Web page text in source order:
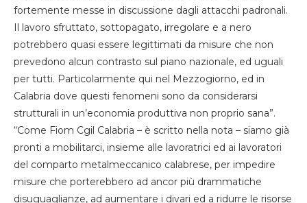
fortemente messe in discussione dagli attacchi padronali.
Il lavoro sfruttato, sottopagato, irregolare e a nero
potrebbero quasi essere legittimati da misure che non
prevedono alcun contrasto sul piano nazionale, ed uguali
per tutti. Particolarmente qui nel Mezzogiorno, ed in
Calabria dove questi fenomeni sono da considerarsi
strutturali in un’economia produttiva non proprio sana”.
“Come Fiom Cgil Calabria – è scritto nella nota – siamo già
pronti a mobilitarci, insieme alle lavoratrici ed ai lavoratori
del comparto metalmeccanico calabrese, per impedire
misure che porterebbero ad ancor più drammatiche
disuguaglianze, ad aumentare i divari ed a ridurre le risorse